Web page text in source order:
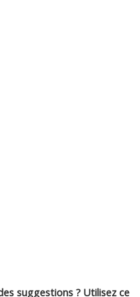
suggestions ? Utilisez ce